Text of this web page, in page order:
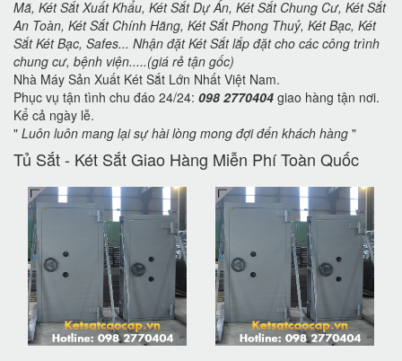
Mã, Két Sắt Xuất Khẩu, Két Sắt Dự Án, Két Sắt Chung Cư, Két Sắt
An Toàn, Két Sắt Chính Hãng, Két Sắt Phong Thuỷ, Két Bạc, Két
Sắt Két Bạc, Safes... Nhận đặt Két Sắt lắp đặt cho các công trình
chung cư, bệnh viện.....(giá rẻ tận gốc)
Nhà Máy Sản Xuất Két Sắt Lớn Nhất Việt Nam.
Phục vụ tận tình chu đáo 24/24: 098 2770404 giao hàng tận nơi.
Kể cả ngày lễ.
" Luôn luôn mang lại sự hài lòng mong đợi đến khách hàng "
Tủ Sắt - Két Sắt Giao Hàng Miễn Phí Toàn Quốc